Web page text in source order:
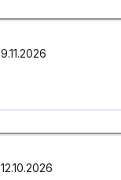
9.11.2026
12.10.2026